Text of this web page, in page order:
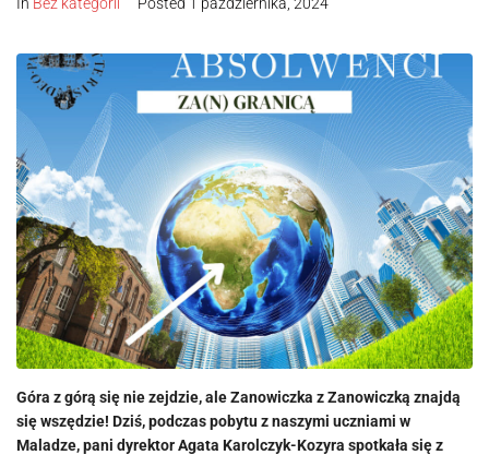
Góra z górą się nie zejdzie, ale Zanowiczka z Zanowiczką znajdą
się wszędzie! Dziś, podczas pobytu z naszymi uczniami w
Maladze, pani dyrektor Agata Karolczyk-Kozyra spotkała się z